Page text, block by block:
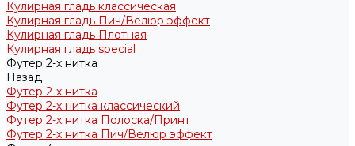
Кулирная гладь классическая
Кулирная гладь Пич/Велюр эффект
Кулирная гладь Плотная
Кулирная гладь special
Футер 2-х нитка
Назад
Футер 2-х нитка
Футер 2-х нитка классический
Футер 2-х нитка Полоска/Принт
Футер 2-х нитка Пич/Велюр эффект